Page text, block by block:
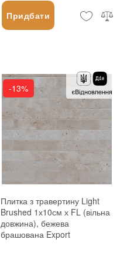
Придбати
-13%
Плитка з травертину Light
Brushed 1х10см х FL (вільна
довжина), бежева
брашована Export